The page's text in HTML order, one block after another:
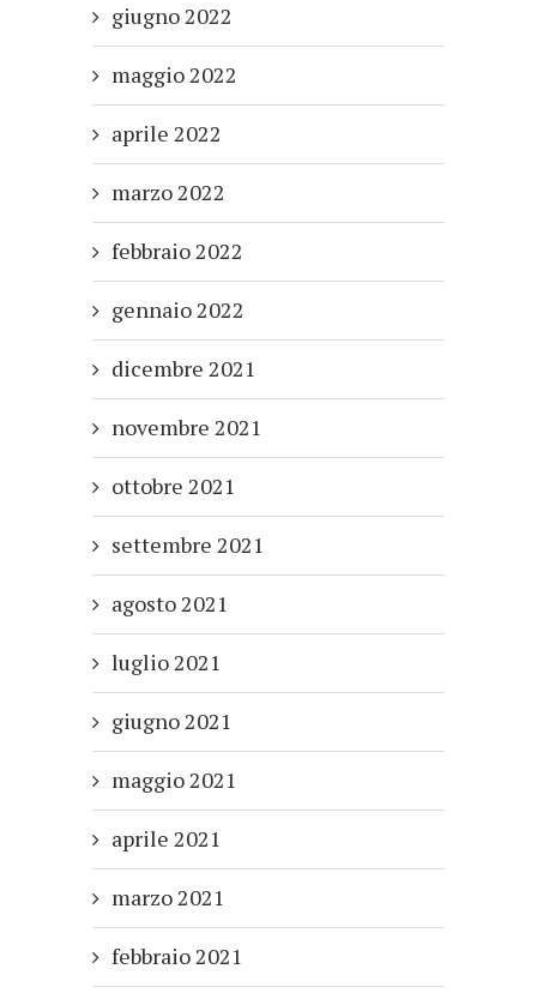
giugno 2022
maggio 2022
aprile 2022
marzo 2022
febbraio 2022
gennaio 2022
dicembre 2021
novembre 2021
ottobre 2021
settembre 2021
agosto 2021
luglio 2021
giugno 2021
maggio 2021
aprile 2021
marzo 2021
febbraio 2021